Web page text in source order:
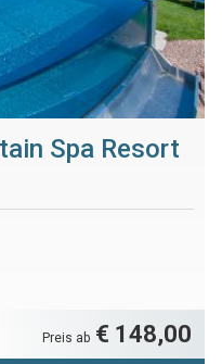
Spa Resort
Preis ab € 148,00